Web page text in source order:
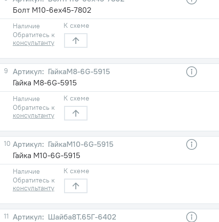
Болт М10-6eх45-7802
Наличие
Обратитесь к
консультанту
К схеме
9
ГайкаМ8-6G-5915
Гайка М8-6G-5915
Наличие
Обратитесь к
консультанту
К схеме
10
ГайкаМ10-6G-5915
Гайка М10-6G-5915
Наличие
Обратитесь к
консультанту
К схеме
11
Шайба8Т.65Г-6402